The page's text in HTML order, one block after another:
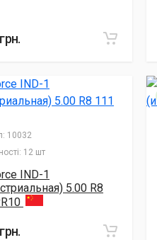
10032
12 шт
IND-1
5.00 R8